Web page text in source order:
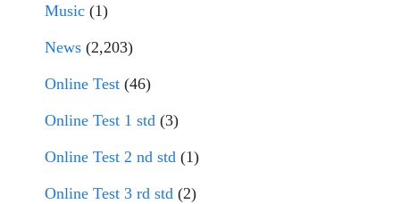
Music (1)
News (2,203)
Online Test (46)
Online Test 1 std (3)
Online Test 2 nd std (1)
Online Test 3 rd std (2)